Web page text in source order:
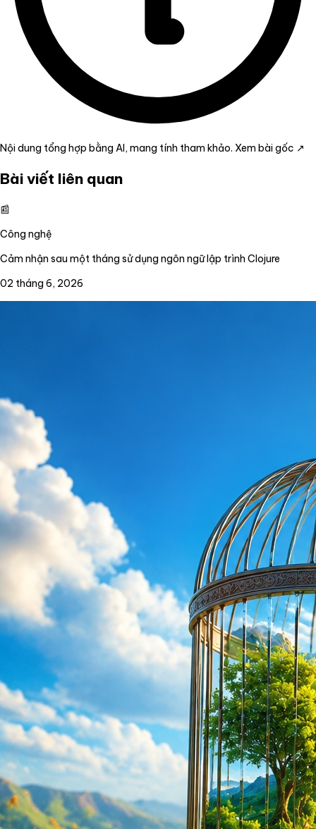
Nội dung tổng hợp bằng AI, mang tính tham khảo. Xem bài gốc ↗
Bài viết liên quan
📰
Công nghệ
Cảm nhận sau một tháng sử dụng ngôn ngữ lập trình Clojure
02 tháng 6, 2026